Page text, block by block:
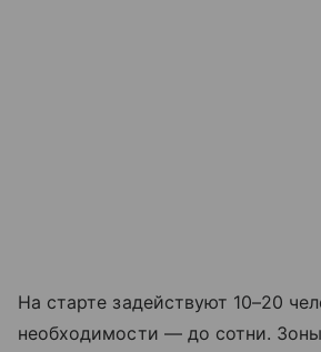
На старте задействуют 10–20
необходимости — до сотни.